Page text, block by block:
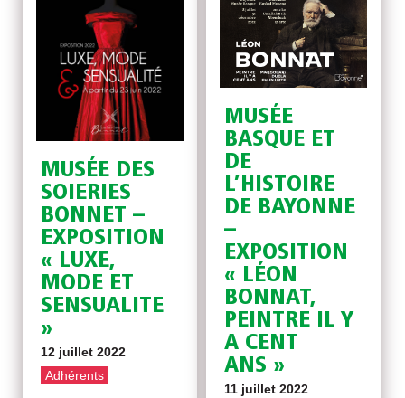
MUSÉE DES
SOIERIES
BONNET –
EXPOSITION
« LUXE,
MODE ET
SENSUALITE
»
12 juillet 2022
Adhérents
MUSÉE
BASQUE ET
DE
L’HISTOIRE
DE BAYONNE
–
EXPOSITION
« LÉON
BONNAT,
PEINTRE IL Y
A CENT
ANS »
11 juillet 2022